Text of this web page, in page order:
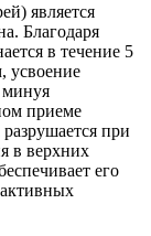
является
Благодаря
в течение 5
усвоение
минуя
приеме
при
в верхних
его